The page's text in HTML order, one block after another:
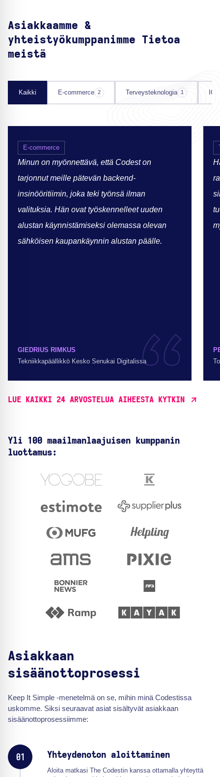
Asiakkaamme &
yhteistyökumppanimme Tietoa
meistä
Kaikki E-commerce 2 Terveysteknologia 1 IOT
E-commerce
Minun on myönnettävä, että Codest on
tarjonnut meille pätevän backend-
insinööritiimin, joka teki työnsä ilman
valituksia. Hän ovat työskennelleet uuden
alustan käynnistämiseksi olemassa olevan
sähköisen kaupankäynnin alustan päälle.
GIEDRIUS RIMKUS
Tekniikkapäällikkö Kesko Senukai Digitalissa
LUE KAIKKI 24 ARVOSTELUA AIHEESTA KYTKIN
Yli 100 maailmanlaajuisen kumppanin
luottamus:
Asiakkaan
sisäänottoprosessi
Keep It Simple -menetelmä on se, mihin minä Codestissa
uskomme. Siksi seuraavat asiat sisältyvät asiakkaan
sisäänottoprosessiimme:
01 Yhteydenoton aloittaminen
Aloita matkasi The Codestin kanssa ottamalla yhteyttä